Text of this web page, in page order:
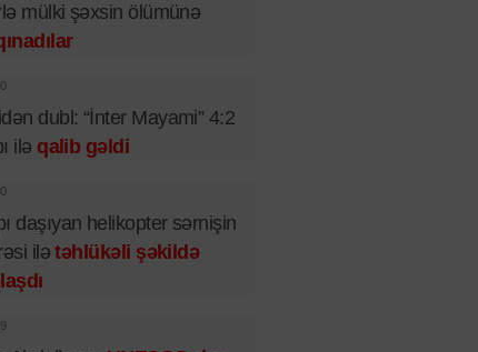
mülki şəxsin ölümünə
dubl: “İnter Mayami” 4:2
ilə qalib gəldi
daşıyan helikopter sərnişin
ilətəhlükəli şəkildə